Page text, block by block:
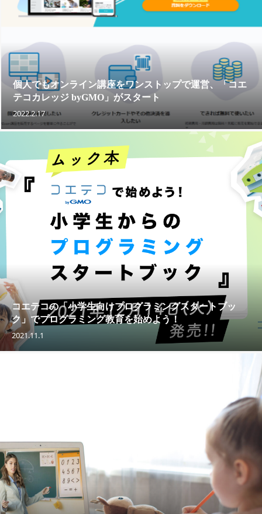
個人でもオンライン講座をワンストップで運営、「コエ
テコカレッジ byGMO」がスタート
2022.2.17
コエテコの「小学生向けプログラミングスタートブッ
ク」でプログラミング教育を始めよう！
2021.11.1